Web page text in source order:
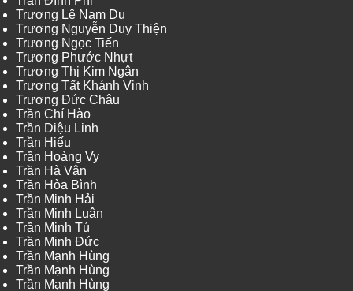
Trương Lê Nam Du
Trương Nguyễn Duy Thiện
Trương Ngọc Tiến
Trương Phước Nhựt
Trương Thị Kim Ngân
Trương Tất Khánh Vinh
Trương Đức Châu
Trần Chí Hào
Trần Diệu Linh
Trần Hiếu
Trần Hoàng Vy
Trần Hà Vân
Trần Hòa Bình
Trần Minh Hải
Trần Minh Luân
Trần Minh Tú
Trần Minh Đức
Trần Mạnh Hùng
Trần Mạnh Hùng
Trần Mạnh Hùng